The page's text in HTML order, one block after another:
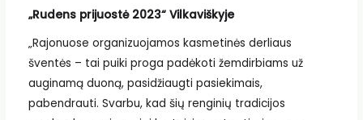
„Rudens prijuostė 2023“ Vilkaviškyje
„Rajonuose organizuojamos kasmetinės derliaus
šventės – tai puiki proga padėkoti žemdirbiams už
auginamą duoną, pasidžiaugti pasiekimais,
pabendrauti. Svarbu, kad šių renginių tradicijos